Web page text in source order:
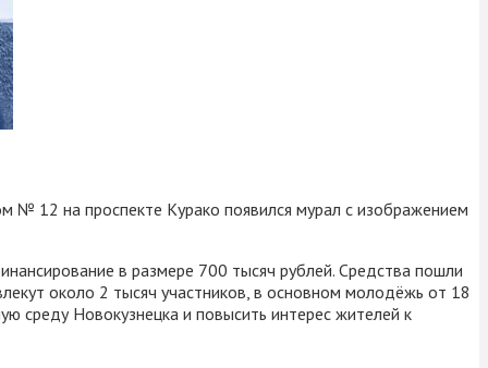
12 на проспекте Курако появился мурал с изображением
в размере 700 тысяч рублей. Средства пошли
около 2 тысяч участников, в основном молодёжь от 18
среду Новокузнецка и повысить интерес жителей к